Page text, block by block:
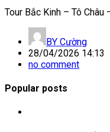
Tour Bắc Kinh – Tô
BY Cường
28/04/2026 14:13
no comment
Popular posts